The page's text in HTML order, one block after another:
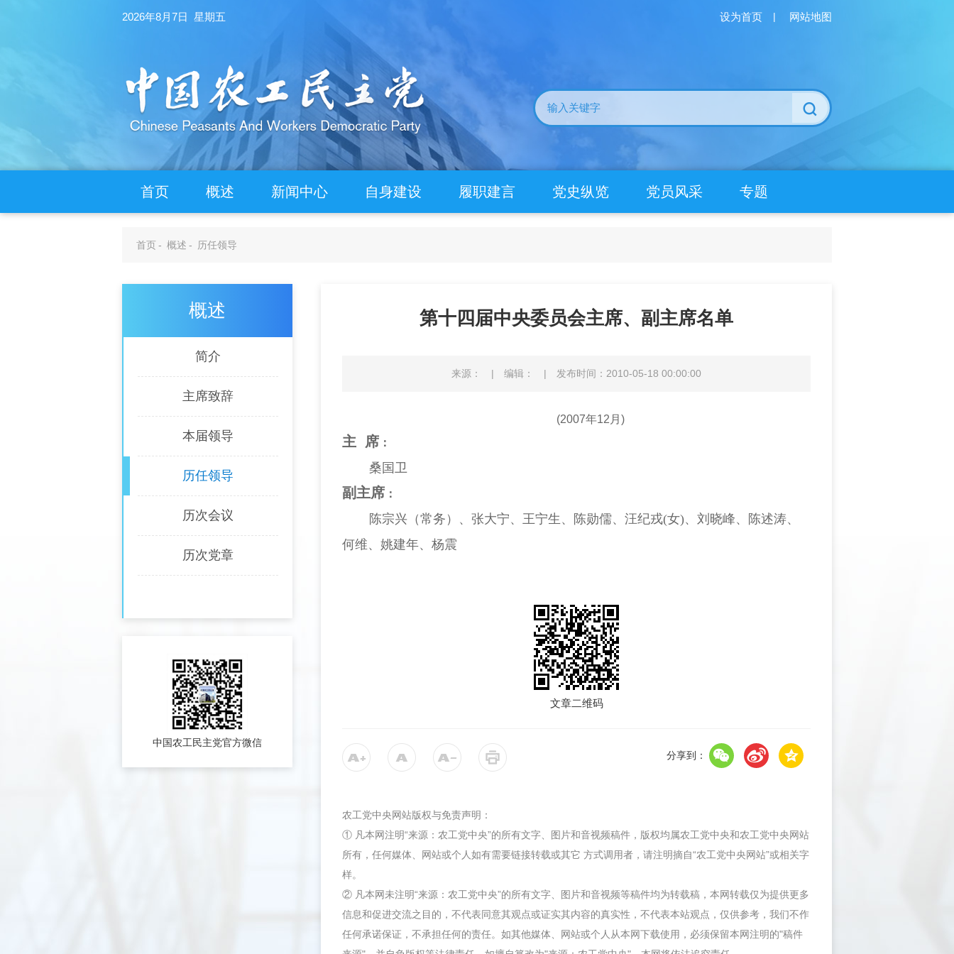
2026年8月7日 星期五 设为首页 | 网站地图
首页 概述 新闻中心 自身建设 履职建言 党史纵览 党员风采 专题
首页- 概述 - 历任领导
概述
简介
主席致辞
本届领导
历任领导
历次会议
历次党章
中国农工民主党官方微信
第十四届中央委员会主席、副主席名单
来源： | 编辑： | 发布时间：2010-05-18 00:00:00
(2007年12月)
主 席 ：
桑国卫
副主席 ：
陈宗兴（常务）、张大宁、王宁生、陈勋儒、汪纪戎(女)、刘晓峰、陈述涛、
何维、姚建年、杨震
文章二维码
分享到：
农工党中央网站版权与免责声明：
① 凡本网注明“来源：农工党中央”的所有文字、图片和音视频稿件，版权均属农工党中央和农工党中央网站
所有，任何媒体、网站或个人如有需要链接转载或其它 方式调用者，请注明摘自“农工党中央网站”或相关字
样。
② 凡本网未注明“来源：农工党中央”的所有文字、图片和音视频等稿件均为转载稿，本网转载仅为提供更多
信息和促进交流之目的，不代表同意其观点或证实其内容的真实性，不代表本站观点，仅供参考，我们不作
任何承诺保证，不承担任何的责任。如其他媒体、网站或个人从本网下载使用，必须保留本网注明的"稿件